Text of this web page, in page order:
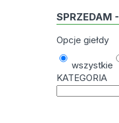
SPRZEDAM
Opcje giełdy
wszystkie
KATEGORIA